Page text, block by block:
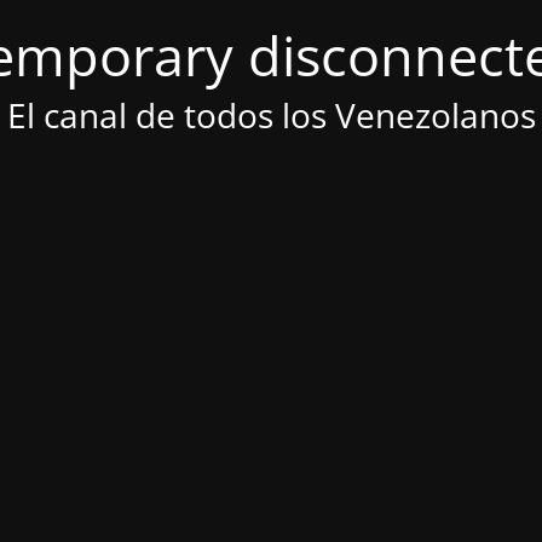
El canal de todos los Venezolanos